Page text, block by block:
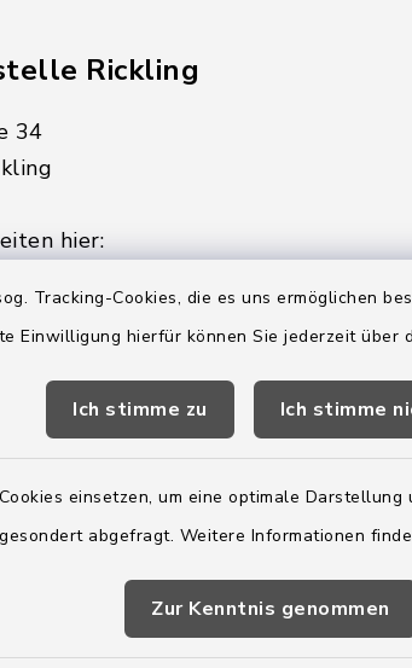
Tracking-Cookies, die es uns ermöglichen
Einwilligung hierfür können Sie jederzeit über
Ich stimme zu Ich stimme
einsetzen, um eine optimale
abgefragt. Weitere Informationen
Zur Kenntnis genommen
Rickling
34
hier:
Uhr
am Donnerstag:
Uhr
179-0
- 179-44
boostedt-